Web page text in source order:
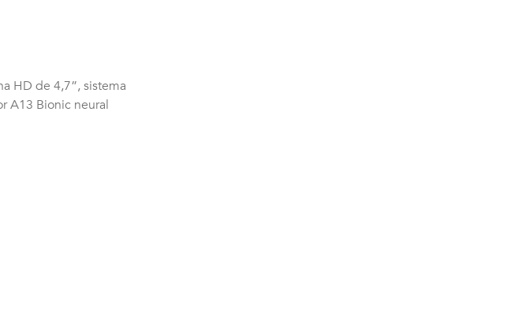
HD de 4,7”, sistema
A13 Bionic neural